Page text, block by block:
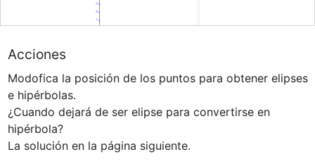
Acciones
Modofica la posición de los puntos para obtener elipses
e hipérbolas.
¿Cuando dejará de ser elipse para convertirse en
hipérbola?
La solución en la página siguiente.